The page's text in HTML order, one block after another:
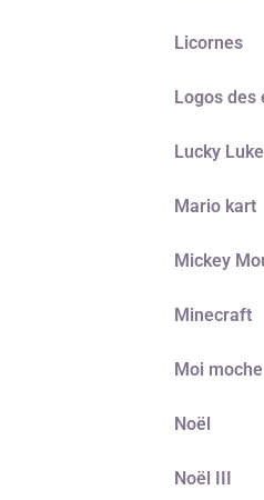
Licornes
Logos des
Lucky Luke
Mario kart
Mickey
Minecraft
Moi
Noël
Noël III